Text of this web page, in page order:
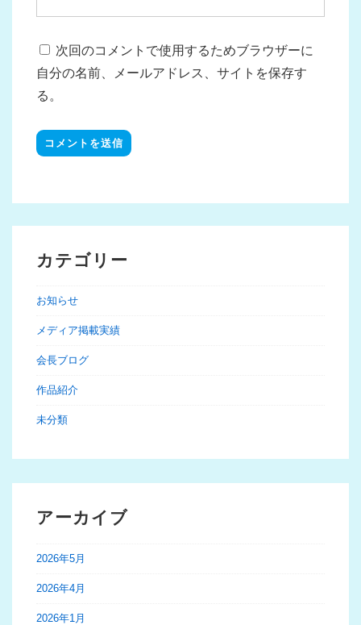
次回のコメントで使用するためブラウザーに
自分の名前、メールアドレス、サイトを保存す
る。
カテゴリー
お知らせ
メディア掲載実績
会長ブログ
作品紹介
未分類
アーカイブ
2026年5月
2026年4月
2026年1月